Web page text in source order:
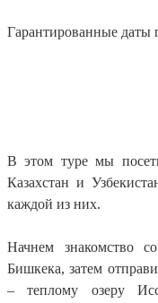
Гарантированные даты
В этом туре мы
Казахстан и
каждой из них.
Начнем знакомство
Бишкека, затем
– теплому озеру